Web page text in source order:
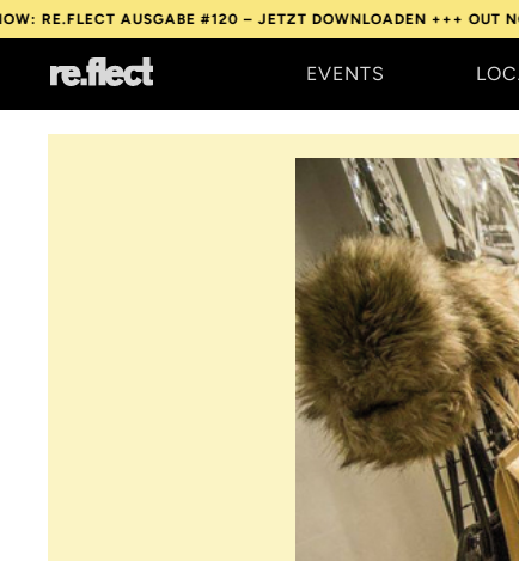
AUSGABE #120 – JETZT DOWNLOADEN +++OUT NOW:
EVENTS